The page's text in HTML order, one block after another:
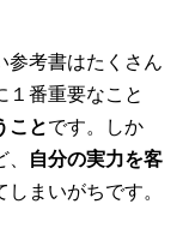
参考書はたくさん
１番重要なこと
ことです。しか
自分の実力を客
しまいがちです。